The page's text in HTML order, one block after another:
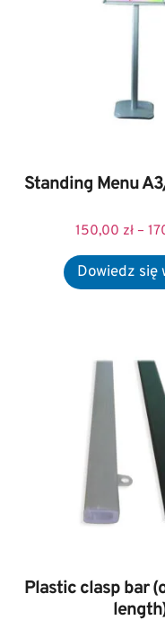
Standing Menu
150,00 zł –
Plastic clasp bar